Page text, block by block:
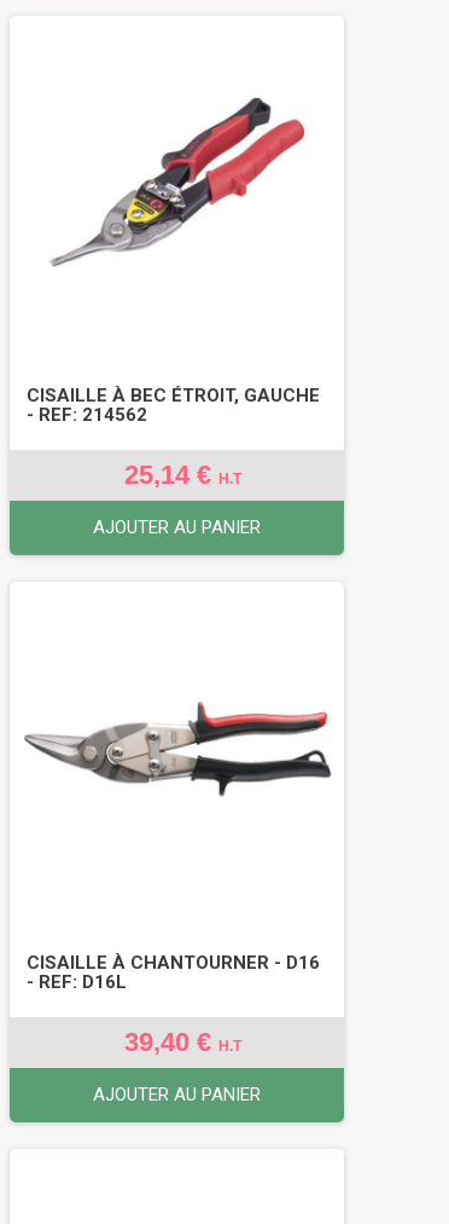
CISAILLE À BEC ÉTROIT, GAUCHE
- REF: 214562
25,14 €H.T
AJOUTER AU PANIER
CISAILLE À CHANTOURNER - D16
- REF: D16L
39,40 €H.T
AJOUTER AU PANIER